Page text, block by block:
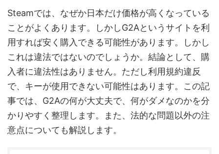
Steamでは、なぜか日本だけ価格が高くなっている
ことがよくあります。しかしG2Aというサイトを利
用すれば安く購入できる可能性があります。しかし
これは違法ではないのでしょうか。結論として、購
入者に違法性はありません。ただし利用規約違反
で、キーが使用できない可能性はあります。この記
事では、G2Aの何が大丈夫で、何がダメなのかを分
かりやすく整理します。また、法的な問題以外の注
意点についても解説します。